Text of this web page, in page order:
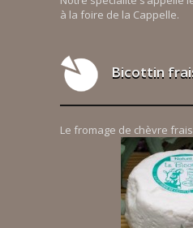
à la foire de la Cappelle.
Bicottin
Le fromage de chèvre